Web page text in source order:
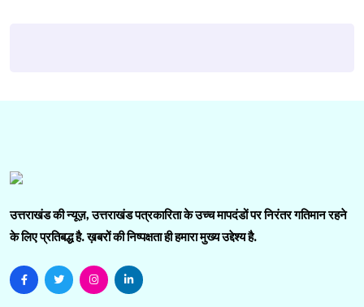
उत्तराखंड की न्यूज़, उत्तराखंड पत्रकारिता के उच्च मापदंडों पर निरंतर गतिमान रहने
के लिए प्रतिबद्ध है. ख़बरों की निष्पक्षता ही हमारा मुख्य उद्देश्य है.